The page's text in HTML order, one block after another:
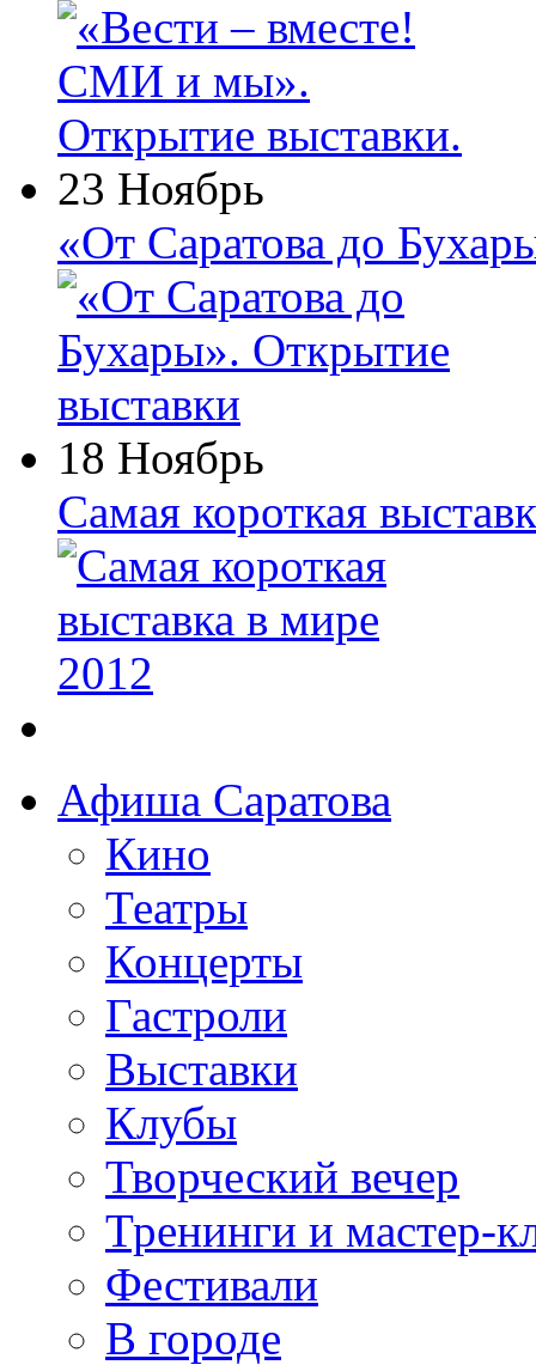
23 Ноябрь
«От Саратова до
18 Ноябрь
Самая короткая
Афиша Саратова
Кино
Театры
Концерты
Гастроли
Выставки
Клубы
Творческий вечер
Тренинги и мастер-
Фестивали
В городе